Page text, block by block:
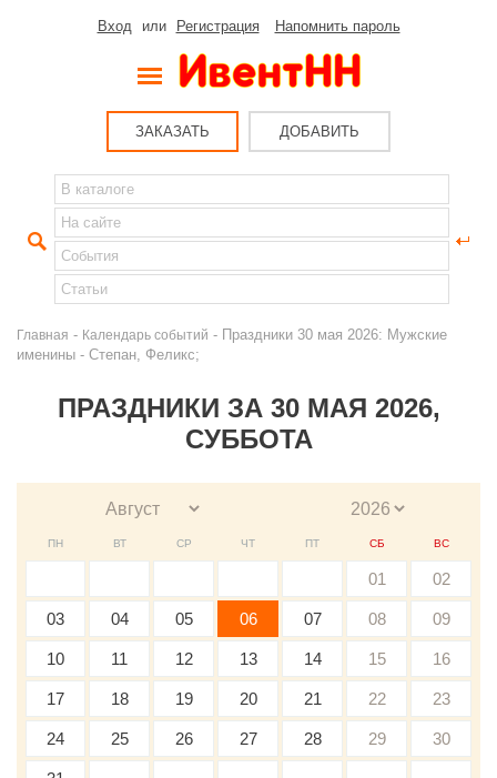
Вход или Регистрация Напомнить пароль
ЗАКАЗАТЬ ДОБАВИТЬ
Главная - Календарь событий - Праздники 30 мая 2026: Мужские
именины - Степан, Феликс;
ПРАЗДНИКИ ЗА 30 МАЯ 2026,
СУББОТА
ПН ВТ СР ЧТ ПТ СБ ВС
01 02
03 04 05 06 07 08 09
10 11 12 13 14 15 16
17 18 19 20 21 22 23
24 25 26 27 28 29 30